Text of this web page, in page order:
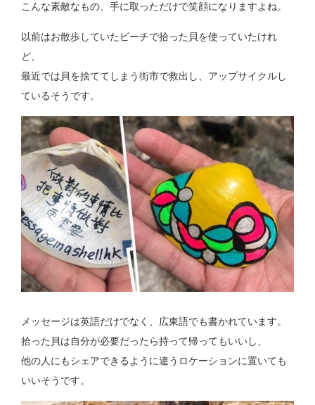
こんな素敵なもの、手に取っただけで笑顔になりますよね。
以前はお散歩していたビーチで拾った貝を使っていたけれ
ど、
最近では貝を捨ててしまう街市で救出し、アップサイクルし
ているそうです。
メッセージは英語だけでなく、広東語でも書かれています。
拾った貝は自分が必要だったら持って帰ってもいいし、
他の人にもシェアできるように違うロケーションに置いても
いいそうです。